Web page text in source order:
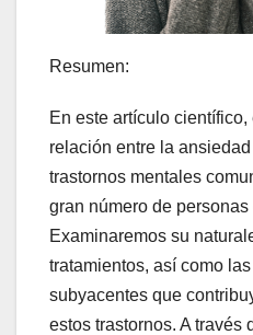
Resumen:
En este artículo
relación entre la
trastornos mentales
gran número de
Examinaremos su
tratamientos, así como
subyacentes que
estos trastornos. A través